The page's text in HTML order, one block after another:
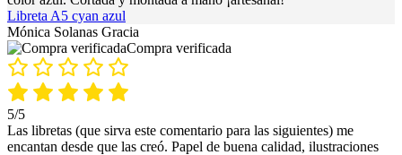
Libreta A5 cyan azul
Mónica Solanas Gracia
Compra verificada
5/5
Las libretas (que sirva este comentario para las siguientes) me
encantan desde que las creó. Papel de buena calidad, ilustraciones